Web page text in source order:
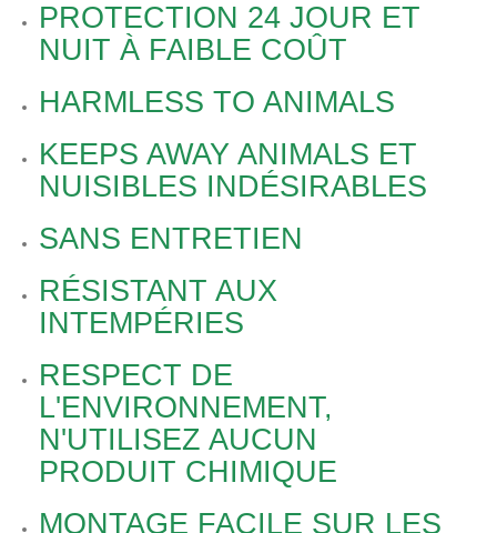
PROTECTION 24 JOUR ET
NUIT À FAIBLE COÛT
HARMLESS TO ANIMALS
KEEPS AWAY ANIMALS ET
NUISIBLES INDÉSIRABLES
SANS ENTRETIEN
RÉSISTANT AUX
INTEMPÉRIES
RESPECT DE
L'ENVIRONNEMENT,
N'UTILISEZ AUCUN
PRODUIT CHIMIQUE
MONTAGE FACILE SUR LES